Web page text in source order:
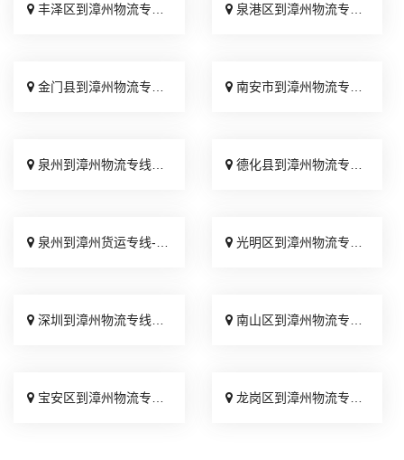
丰泽区到漳州物流专线_无需中转「不随意加价」 泉港区到漳州物流专线_直达特快专线「限时必达」
金门县到漳州物流专线_直达到站「零担配货」 南安市到漳州物流专线_价位合理「省事省心」
泉州到漳州物流专线_全境派送「天天发车」 德化县到漳州物流专线_专线快运「要几天到」
泉州到漳州货运专线-泉州到漳州物流公司_直达特快专线「多久时间」 光明区到漳州物流专线_定点发车「高速快运」
深圳到漳州物流专线_计费标准「市县派送」 南山区到漳州物流专线_专业可靠「价位合理」
宝安区到漳州物流专线_直达往返「收费标准」 龙岗区到漳州物流专线_几天到达「运价查询」